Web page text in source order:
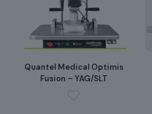
Quantel Medical Optimis
Fusion – YAG/SLT